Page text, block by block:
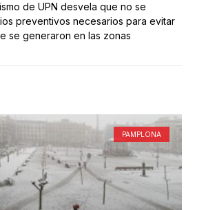
de UPN desvela que no se
preventivos necesarios para evitar
se generaron en las zonas
PAMPLONA